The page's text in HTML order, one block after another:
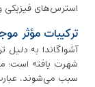
استرس‌های فیزیکی
ترکیبات مؤثر
آشواگاندا به دلیل
شهرت یافته است؛
سبب می‌شوند،